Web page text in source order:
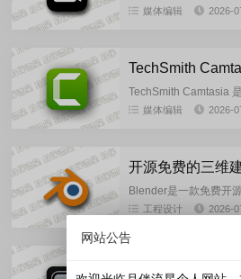
的视频剪辑应用程序，
媒体编辑 2026-
TechSmith Camtasia
编辑软件，Camtasia
媒体编辑 2026-
Blender是一款免费开
建模、动画、材质、渲
不同工作下...
工程设计 2026-
网站公告